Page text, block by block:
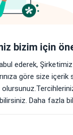
Psikoloji
staj
kabulü
eğitimini
etmektedir.
bizim için
ederek,
göre size
Daha fazla